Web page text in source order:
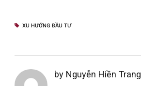
XU HƯỚNG ĐẦU TƯ
by Nguyễn Hiền Trang